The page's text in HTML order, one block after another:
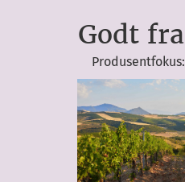
Godt